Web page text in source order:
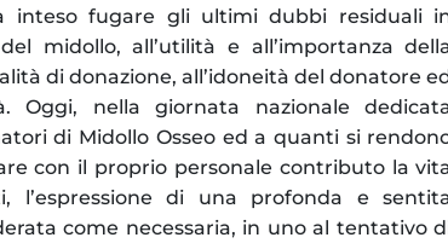
inteso fugare gli ultimi dubbi residuali
midollo, all’utilità e all’importanza
di donazione, all’idoneità del donatore
Oggi, nella giornata nazionale
di Midollo Osseo ed a quanti si
con il proprio personale contributo la
l’espressione di una profonda e
come necessaria, in uno al tentativo